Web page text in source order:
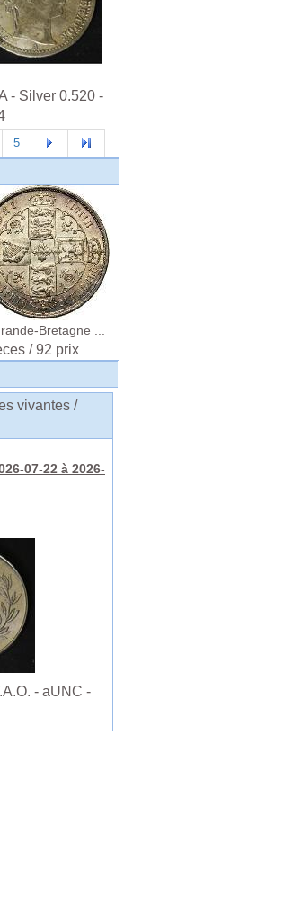
- Silver 0.520 -
5
Bretagne ...
/ 92 prix
vivantes /
07-22 à 2026-
- aUNC -